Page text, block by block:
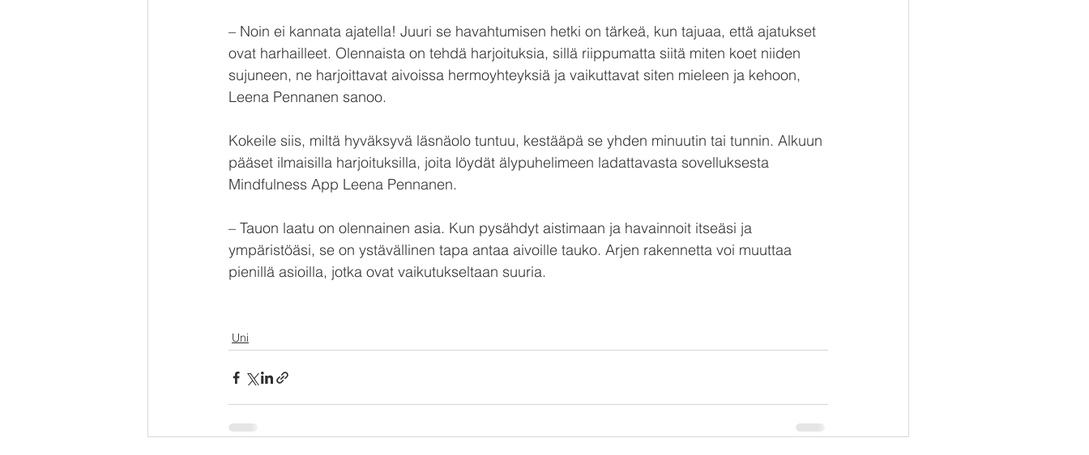
– Noin ei kannata ajatella! Juuri se havahtumisen hetki on tärkeä, kun tajuaa, että ajatukset
ovat harhailleet. Olennaista on tehdä harjoituksia, sillä riippumatta siitä miten koet niiden
sujuneen, ne harjoittavat aivoissa hermoyhteyksiä ja vaikuttavat siten mieleen ja kehoon,
Leena Pennanen sanoo.
Kokeile siis, miltä hyväksyvä läsnäolo tuntuu, kestääpä se yhden minuutin tai tunnin. Alkuun
pääset ilmaisilla harjoituksilla, joita löydät älypuhelimeen ladattavasta sovelluksesta
Mindfulness App Leena Pennanen.
– Tauon laatu on olennainen asia. Kun pysähdyt aistimaan ja havainnoit itseäsi ja
ympäristöäsi, se on ystävällinen tapa antaa aivoille tauko. Arjen rakennetta voi muuttaa
pienillä asioilla, jotka ovat vaikutukseltaan suuria.
Uni